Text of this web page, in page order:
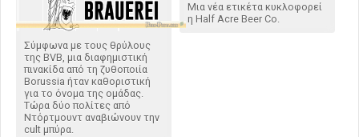
Σύμφωνα με τους θρύλους
της BVB, μια διαφημιστική
πινακίδα από τη ζυθοποιία
Borussia ήταν καθοριστική
για το όνομα της ομάδας.
Τώρα δύο πολίτες από
Ντόρτμουντ αναβιώνουν την
cult μπύρα.
Μια νέα ετικέτα κυκλοφορεί
η Half Acre Beer Co.